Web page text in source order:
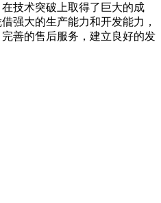
技术突破上取得了巨大的成
强大的生产能力和开发能力，
善的售后服务，建立良好的发